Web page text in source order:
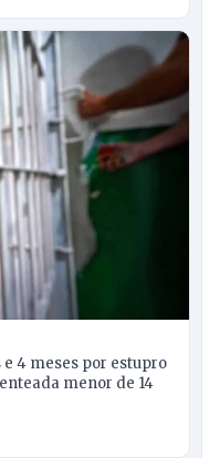
e 4 meses por estupro
menor de 14